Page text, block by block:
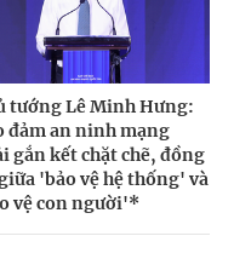
tướng Lê Minh Hưng:
đảm an ninh mạng
gắn kết chặt chẽ, đồng
'bảo vệ hệ thống' và
vệ con người'*